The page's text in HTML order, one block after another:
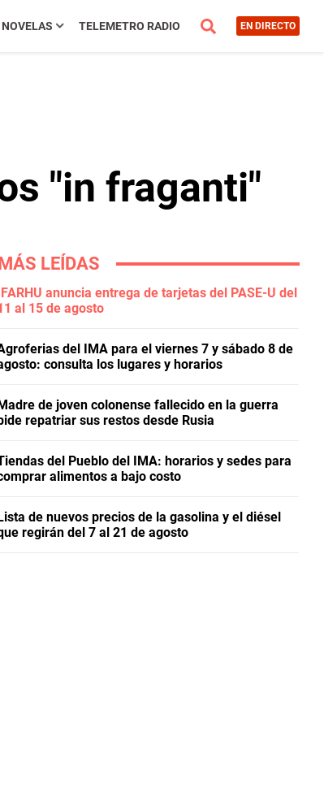
NOVELAS TELEMETRO RADIO EN DIRECTO
"in fraganti"
LEÍDAS
anuncia entrega de tarjetas del PASE-U del
al 15 de agosto
del IMA para el viernes 7 y sábado 8 de
consulta los lugares y horarios
de joven colonense fallecido en la guerra
repatriar sus restos desde Rusia
del Pueblo del IMA: horarios y sedes para
alimentos a bajo costo
de nuevos precios de la gasolina y el diésel
regirán del 7 al 21 de agosto